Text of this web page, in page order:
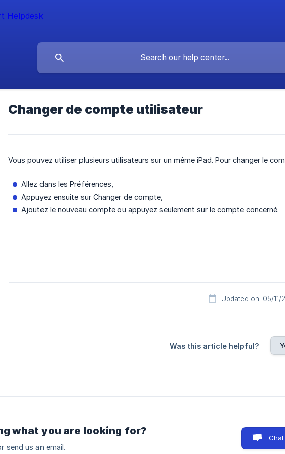
Changer de compte utilisateur
Vous pouvez utiliser plusieurs utilisateurs sur un même iPad. Pour changer le
Allez dans les Préférences,
Appuyez ensuite sur Changer de compte,
Ajoutez le nouveau compte ou appuyez seulement sur le compte concerné.
Updated on: 05/11/
Was this article helpful?
what you are looking for?
send us an email.